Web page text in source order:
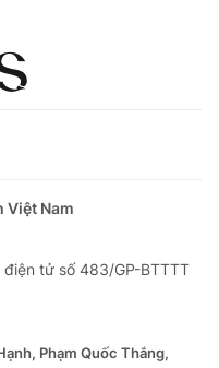
Việt Nam
tử số 483/GP-BTTTT
Phạm Quốc Thắng,